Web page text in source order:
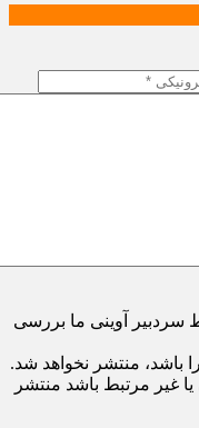
سردبیر آوینی ما بررسی
باشد، منتشر نخواهد شد.
غیر مرتبط باشد منتشر